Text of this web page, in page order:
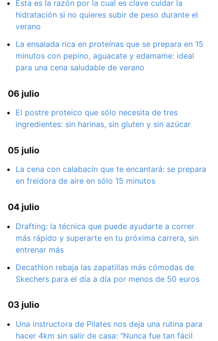
Esta es la razón por la cual es clave cuidar la
hidratación si no quieres subir de peso durante el
verano
La ensalada rica en proteínas que se prepara en 15
minutos con pepino, aguacate y edamame: ideal
para una cena saludable de verano
06 julio
El postre proteico que sólo necesita de tres
ingredientes: sin harinas, sin gluten y sin azúcar
05 julio
La cena con calabacín que te encantará: se prepara
en freidora de aire en sólo 15 minutos
04 julio
Drafting: la técnica que puede ayudarte a correr
más rápido y superarte en tu próxima carrera, sin
entrenar más
Decathlon rebaja las zapatillas más cómodas de
Skechers para el día a día por menos de 50 euros
03 julio
Una instructora de Pilates nos deja una rutina para
hacer 4km sin salir de casa: "Nunca fue tan fácil